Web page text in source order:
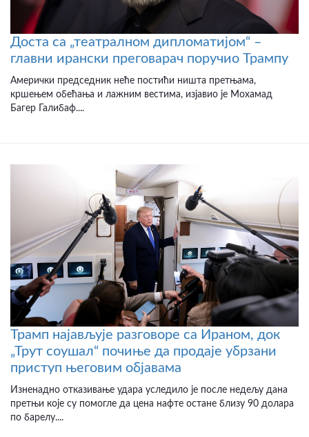
Доста са „театралном дипломатијом“ –
главни ирански преговарач поручио Трампу
Амерички председник неће постићи ништа претњама,
кршењем обећања и лажним вестима, изјавио је Мохамад
Багер Галибаф....
Трамп најављује разговоре са Ираном, док
„Трут соушал“ почиње да продаје убрзани
приступ његовим објавама
Изненадно отказивање удара уследило је после недељу дана
претњи које су помогле да цена нафте остане близу 90 долара
по барелу....